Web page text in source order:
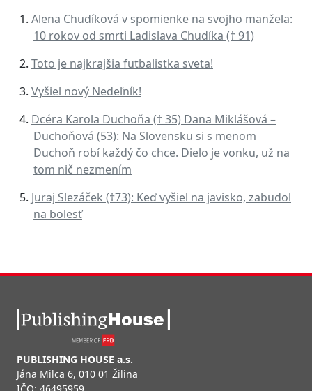
Alena Chudíková v spomienke na svojho manžela:
10 rokov od smrti Ladislava Chudíka († 91)
Toto je najkrajšia futbalistka sveta!
Vyšiel nový Nedeľník!
Dcéra Karola Duchoňa († 35) Dana Miklášová –
Duchoňová (53): Na Slovensku si s menom
Duchoň robí každý čo chce. Dielo je vonku, už na
tom nič nezmením
Juraj Slezáček (†73): Keď vyšiel na javisko, zabudol
na bolesť
PUBLISHING HOUSE a.s.
Jána Milca 6, 010 01 Žilina